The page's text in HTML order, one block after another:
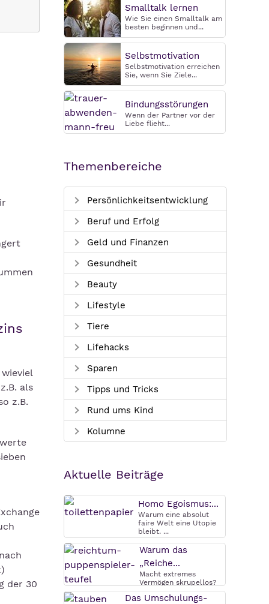
als
z.B.
der 30
Smalltalk lernen
Wie Sie einen Smalltalk am
besten beginnen und...
Selbstmotivation
Selbstmotivation erreichen
Sie, wenn Sie Ziele...
Bindungsstörungen
Wenn der Partner vor der
Liebe flieht...
Themenbereiche
Persönlichkeitsentwicklung
Beruf und Erfolg
Geld und Finanzen
Gesundheit
Beauty
Lifestyle
Tiere
Lifehacks
Sparen
Tipps und Tricks
Rund ums Kind
Kolumne
Aktuelle Beiträge
Homo Egoismus:...
Warum eine absolut
faire Welt eine Utopie
bleibt. ...
Warum das
„Reiche...
Macht extremes
Vermögen skrupellos?
Warum das ...
Das Umschulungs-